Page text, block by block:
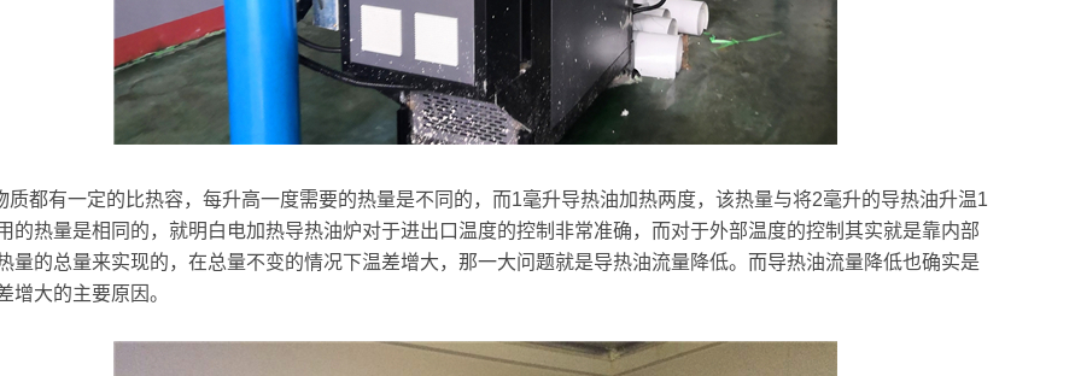
质都有一定的比热容，每升高一度需要的热量是不同的，而1毫升导热油加热两度，该热量与将2毫升的导热油升温1
的热量是相同的，就明白电加热导热油炉对于进出口温度的控制非常准确，而对于外部温度的控制其实就是靠内部
量的总量来实现的，在总量不变的情况下温差增大，那一大问题就是导热油流量降低。而导热油流量降低也确实是
增大的主要原因。